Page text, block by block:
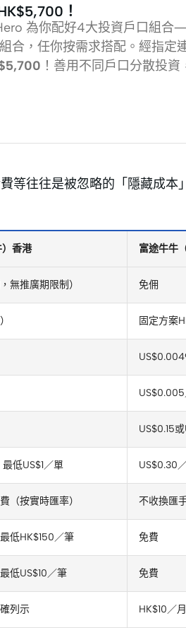
！
為你配好4大投資戶口組合
合，任你按需求搭配。經指定
！善用不同戶口分散投資
等往往是被忽略的「隱藏成
香港 富途牛牛
無推廣期限制） 免佣
固定方案
US$0.005
US$0.15
低US$1／單 US$0.30
（按實時匯率） 不收換匯
低HK$150／筆 免費
低US$10／筆 免費
列示 HK$10／